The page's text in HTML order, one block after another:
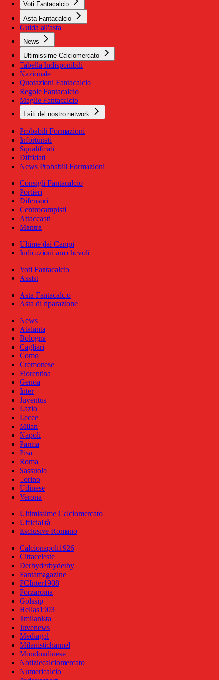
Voti Fantacalcio
Asta Fantacalcio
Guida all'asta
News
Ultimissime Calciomercato
Tabella Indisponibili
Nazionale
Quotazioni Fantacalcio
Regole Fantacalcio
Maglie Fantacalcio
I siti del nostro network
Probabili Formazioni
Infortunati
Squalificati
Diffidati
News Probabili Formazioni
Consigli Fantacalcio
Portieri
Difensori
Centrocampisti
Attaccanti
Mantra
Ultime dai Campi
Indicazioni amichevoli
Voti Fantacalcio
Assist
Asta Fantacalcio
Asta di riparazione
News
Atalanta
Bologna
Cagliari
Como
Cremonese
Fiorentina
Genoa
Inter
Juventus
Lazio
Lecce
Milan
Napoli
Parma
Pisa
Roma
Sassuolo
Torino
Udinese
Verona
Ultimissime Calciomercato
Ufficialità
Esclusive Romano
Calcionapoli1926
Cittaceleste
Derbyderbyderby
Fantamagazine
FCInter1908
Forzaroma
Golssip
Hellas1903
Ilmilanista
Juvenews
Mediagol
Milanistichannel
Mondoudinese
Notiziecalciomercato
Numericalcio